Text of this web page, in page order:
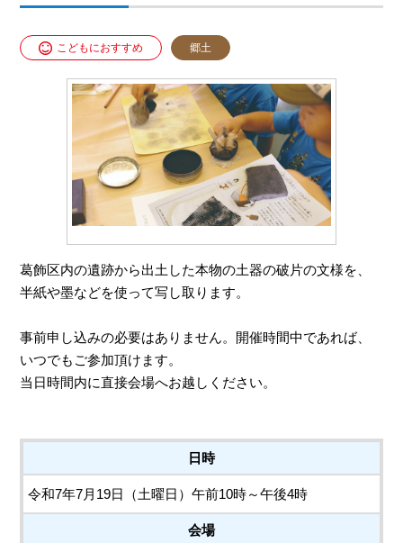
こどもにおすすめ 郷土
葛飾区内の遺跡から出土した本物の土器の破片の文様を、
半紙や墨などを使って写し取ります。
事前申し込みの必要はありません。開催時間中であれば、
いつでもご参加頂けます。
当日時間内に直接会場へお越しください。
日時
令和7年7月19日（土曜日）午前10時～午後4時
会場